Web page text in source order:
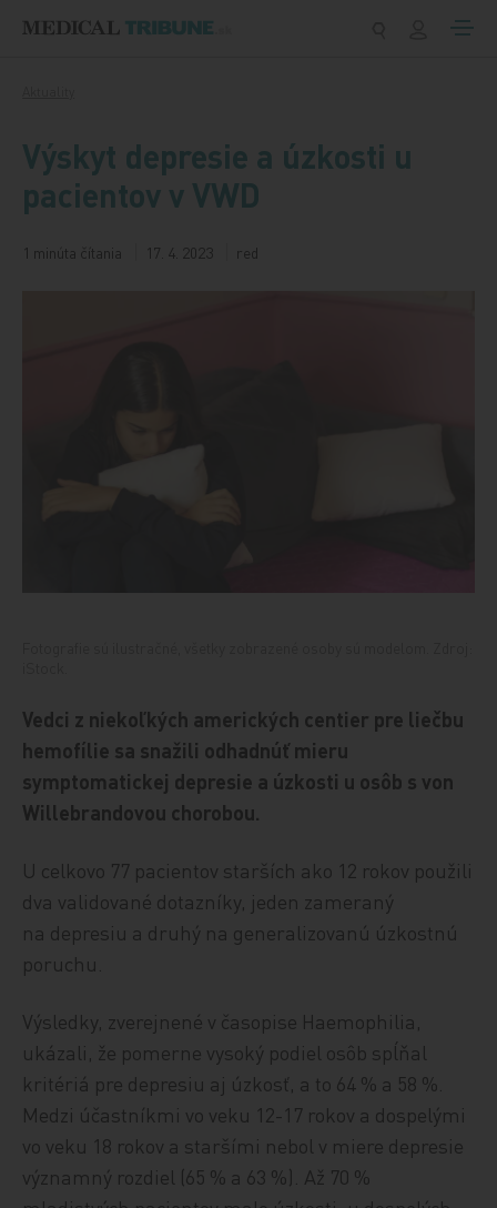
Výskyt depresie a úzkosti u
pacientov v VWD
1 minúta čítania 17. 4. 2023 red
Vedci z niekoľkých amerických centier pre liečbu
hemofílie sa snažili odhadnúť mieru
symptomatickej depresie a úzkosti u osôb s von
Willebrandovou chorobou.
U celkovo 77 pacientov starších ako 12 rokov použili
dva validované dotazníky, jeden zameraný
na depresiu a druhý na generalizovanú úzkostnú
poruchu.
Výsledky, zverejnené v časopise Haemophilia,
ukázali, že pomerne vysoký podiel osôb spĺňal
kritériá pre depresiu aj úzkosť, a to 64 % a 58 %.
Medzi účastníkmi vo veku 12-17 rokov a dospelými
vo veku 18 rokov a staršími nebol v miere depresie
významný rozdiel (65 % a 63 %). Až 70 %